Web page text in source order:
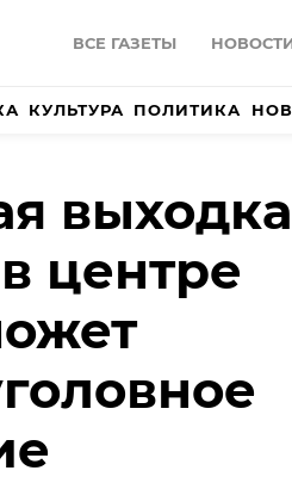
ВСЕ ГАЗЕТЫ
КУЛЬТУРА ПОЛИТИКА
центре